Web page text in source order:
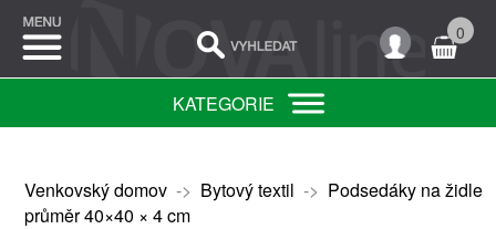
0
KATEGORIE
Venkovský domov-> Bytový textil -> Podsedáky na židle
průměr 40×40 × 4 cm